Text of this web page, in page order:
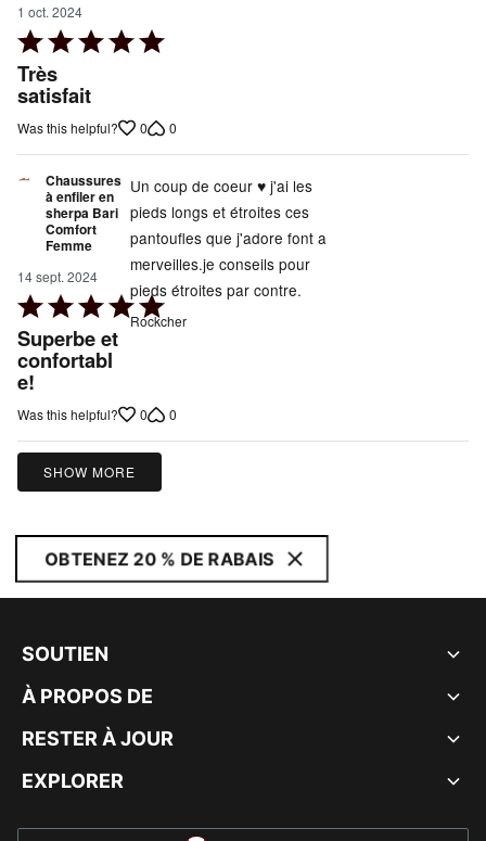
1 oct. 2024
Rated
5
out
Très
satisfait
Was this helpful? 0 0
Chaussures
à enfiler en
sherpa Bari
Comfort
Femme
14 sept. 2024
Rated
5
out
of
5
Superbe et
confortabl
e!
Un coup de coeur ♥️ j'ai les
pieds longs et étroites ces
pantoufles que j'adore font a
merveilles.je conseils pour
pieds étroites par contre.
Rockcher
Was this helpful? 0 0
SHOW MORE
OBTENEZ 20 % DE RABAIS
SOUTIEN
À PROPOS DE
RESTER À JOUR
EXPLORER